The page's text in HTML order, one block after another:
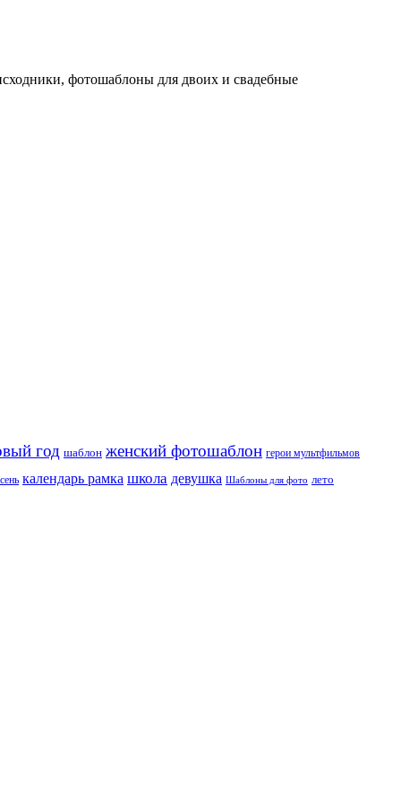
фотошаблоны для двоих и свадебные
год шаблон женский фотошаблон герои мультфильмов
календарь рамка школа девушка Шаблоны для фото лето